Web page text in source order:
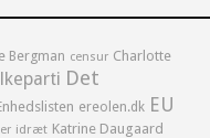
Bergman censur Charlotte
Det
ereolen.dk EU
idræt Katrine Daugaard